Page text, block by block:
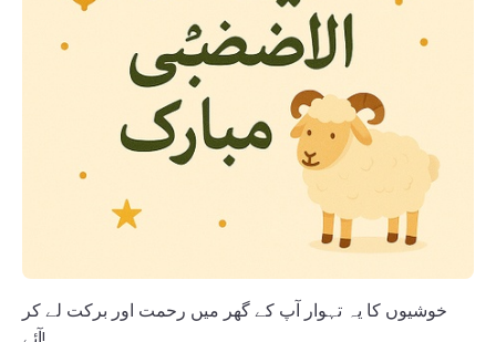
خوشیوں کا یہ تہوار آپ کے گھر میں رحمت اور برکت لے کر
آئے!